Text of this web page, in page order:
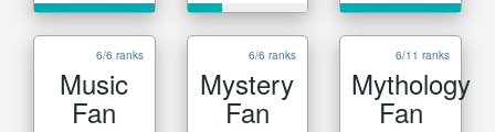
6/6 ranks
Music
Fan
6/6 ranks
Mystery
Fan
6/11 ranks
Mythology
Fan